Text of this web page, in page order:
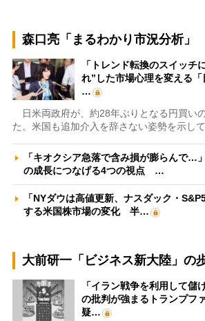
森口亮「まるわかり市況分析」
「トレンド転換のスイッチ
れ”した市場心理を変える「
…
日米両政府が、約28年ぶりとなる円買い
た。米国も追加介入を辞さない姿勢を示し
「キオクシア急落で含み損が膨らんで…
の成長につなげる4つの視点 …
「NYダウは高値更新、ナスダック・
する米国株市場の変化 半…
大前研一「ビジネス新大陸」の
「イラン戦争を利用して儲
の批判が強まるトランプフ
疑…